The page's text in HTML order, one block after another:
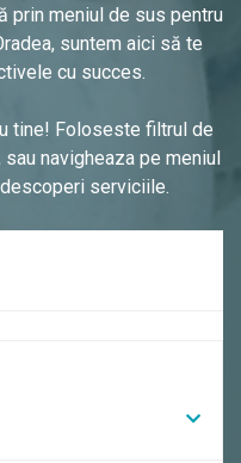
prin meniul de sus pentru
suntem aici să te
cu succes.
tine! Foloseste filtrul de
navigheaza pe meniul
serviciile.